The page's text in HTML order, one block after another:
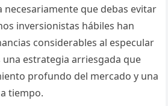
que debas evitar
inversionistas hábiles han
considerables al especular
estrategia arriesgada que
profundo del mercado y una
tiempo.